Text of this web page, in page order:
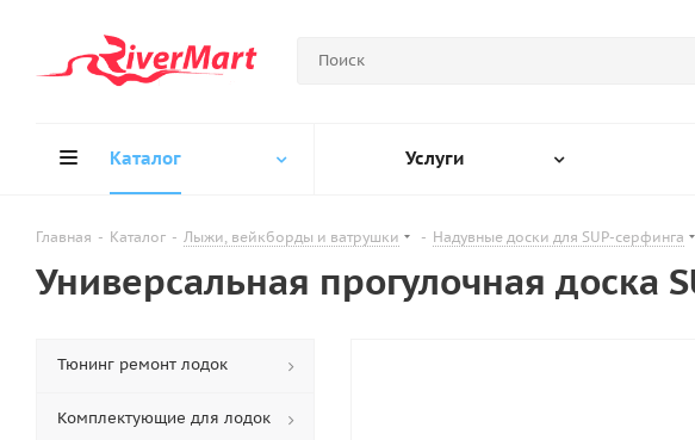
Каталог Услуги
Главная - Каталог - Лыжи, вейкборды и ватрушки - Надувные доски для SUP-серфинга
Универсальная прогулочная доска
Тюнинг ремонт лодок
Комплектующие для лодок